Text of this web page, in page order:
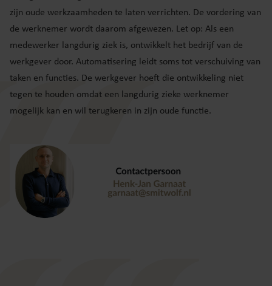
zijn oude werkzaamheden te laten verrichten. De vordering van
de werknemer wordt daarom afgewezen. Let op: Als een
medewerker langdurig ziek is, ontwikkelt het bedrijf van de
werkgever door. Automatisering leidt soms tot verschuiving van
taken en functies. De werkgever hoeft die ontwikkeling niet
tegen te houden omdat een langdurig zieke werknemer
mogelijk kan en wil terugkeren in zijn oude functie.